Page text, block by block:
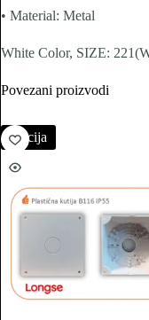
• Material: Metal
White Color, SIZE:
Povezani proizvodi
Akcija